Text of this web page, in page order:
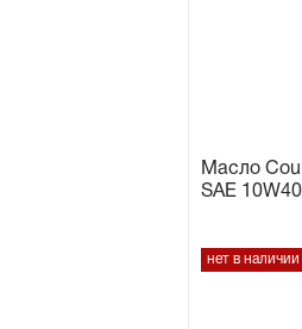
Масло
SAE
нет в наличии